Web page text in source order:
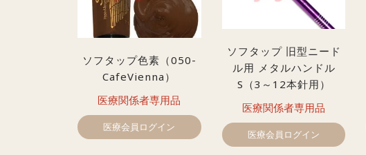
ソフタップ色素（050-
CafeVienna）
医療関係者専用品
医療会員ログイン
ソフタップ 旧型ニード
ル用 メタルハンドル
S（3～12本針用）
医療関係者専用品
医療会員ログイン